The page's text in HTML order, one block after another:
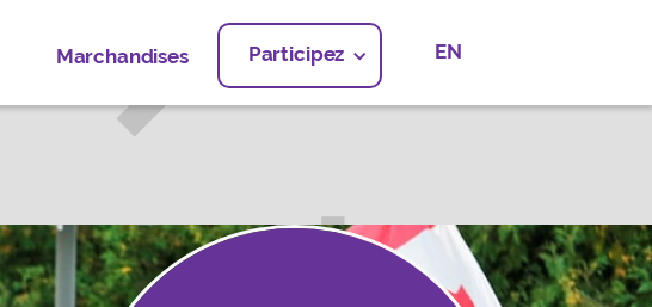
Marchandises Participez EN